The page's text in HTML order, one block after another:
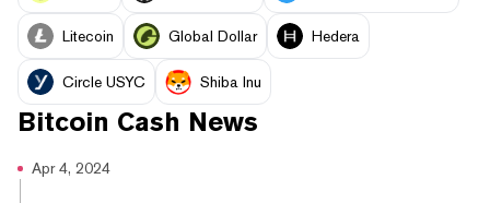
Litecoin Global Dollar Hedera
Circle USYC Shiba Inu
Bitcoin Cash News
Apr 4, 2024